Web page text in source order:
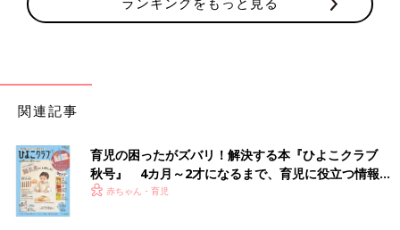
関連記事
育児の困ったがズバリ！解決する本『ひよこクラブ
秋号』 4カ月～2才になるまで、育児に役立つ情報が
いっぱい！
赤ちゃん・育児